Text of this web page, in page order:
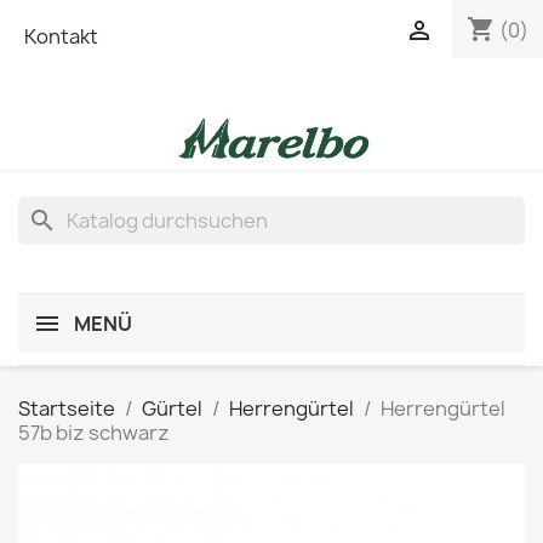
Kontakt shopping_cart (0)

search
MENÜ
Startseite Gürtel Herrengürtel
Herrengürtel
57b biz schwarz